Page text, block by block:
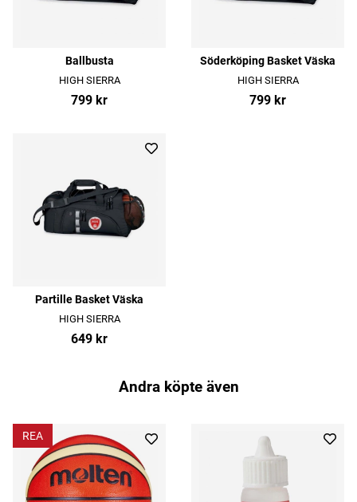
Ballbusta
HIGH SIERRA
799 kr
Söderköping Basket Väska
HIGH SIERRA
799 kr
Partille Basket Väska
HIGH SIERRA
649 kr
Andra köpte även
REA